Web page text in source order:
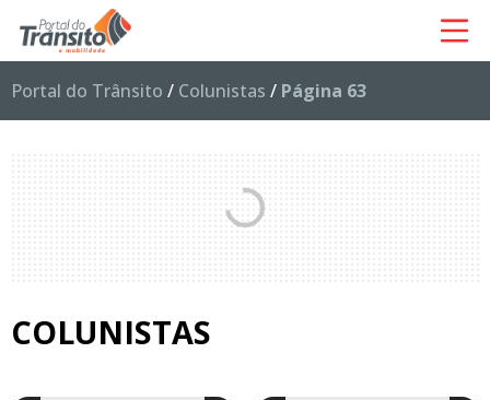
Portal do Trânsito / Colunistas / Página 63
COLUNISTAS